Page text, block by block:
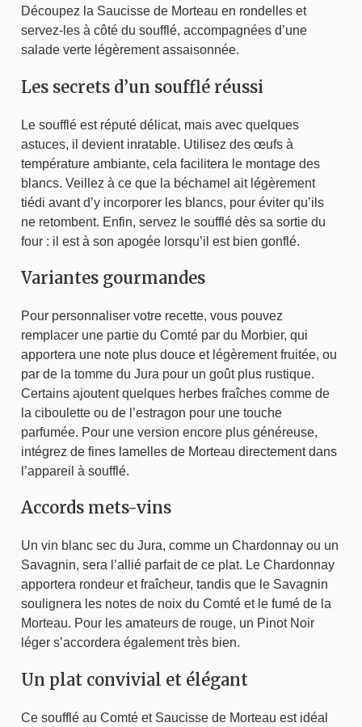
Découpez la Saucisse de Morteau en rondelles et
servez-les à côté du soufflé, accompagnées d’une
salade verte légèrement assaisonnée.
Les secrets d’un soufflé réussi
Le soufflé est réputé délicat, mais avec quelques
astuces, il devient inratable. Utilisez des œufs à
température ambiante, cela facilitera le montage des
blancs. Veillez à ce que la béchamel ait légèrement
tiédi avant d’y incorporer les blancs, pour éviter qu’ils
ne retombent. Enfin, servez le soufflé dès sa sortie du
four : il est à son apogée lorsqu’il est bien gonflé.
Variantes gourmandes
Pour personnaliser votre recette, vous pouvez
remplacer une partie du Comté par du Morbier, qui
apportera une note plus douce et légèrement fruitée, ou
par de la tomme du Jura pour un goût plus rustique.
Certains ajoutent quelques herbes fraîches comme de
la ciboulette ou de l’estragon pour une touche
parfumée. Pour une version encore plus généreuse,
intégrez de fines lamelles de Morteau directement dans
l’appareil à soufflé.
Accords mets-vins
Un vin blanc sec du Jura, comme un Chardonnay ou un
Savagnin, sera l’allié parfait de ce plat. Le Chardonnay
apportera rondeur et fraîcheur, tandis que le Savagnin
soulignera les notes de noix du Comté et le fumé de la
Morteau. Pour les amateurs de rouge, un Pinot Noir
léger s’accordera également très bien.
Un plat convivial et élégant
Ce soufflé au Comté et Saucisse de Morteau est idéal